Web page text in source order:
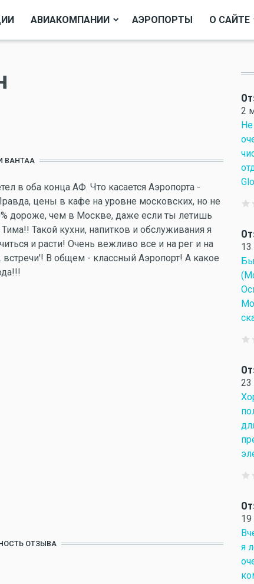
АВИАКОМПАНИИ АЭРОПОРТЫ О САЙТЕ
ВАНТАА
в оба конца АФ. Что касается Аэропорта -
цены в кафе на уровне московских, но не
дороже, чем в Москве, даже если ты летишь
Такой кухни, напитков и обслуживания я
и расти! Очень вежливо все и на рег и на
В общем - классный Аэропорт! А какое
ОТЗЫВА
2
13
23
19
я